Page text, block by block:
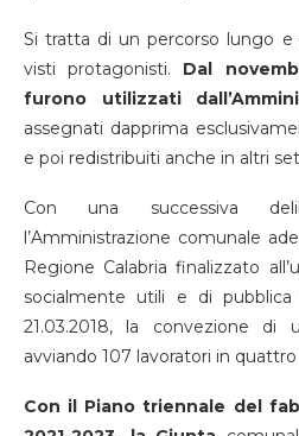
Si tratta di un percorso lungo
visti protagonisti. Dal
furono utilizzati
assegnati dapprima
e poi redistribuiti anche in altri
Con una successiva
l’Amministrazione comunale
Regione Calabria finalizzato
socialmente utili e di pubblica
21.03.2018, la convezione di
avviando 107 lavoratori in
Con il Piano triennale del